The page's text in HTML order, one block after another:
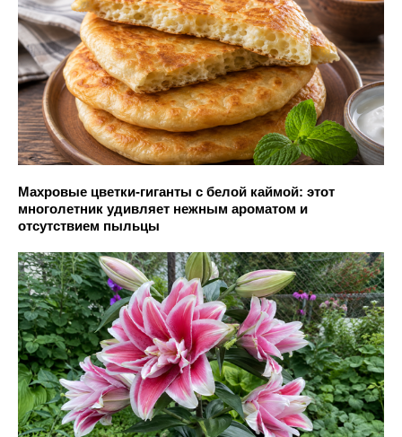
Махровые цветки-гиганты с белой каймой: этот
многолетник удивляет нежным ароматом и
отсутствием пыльцы